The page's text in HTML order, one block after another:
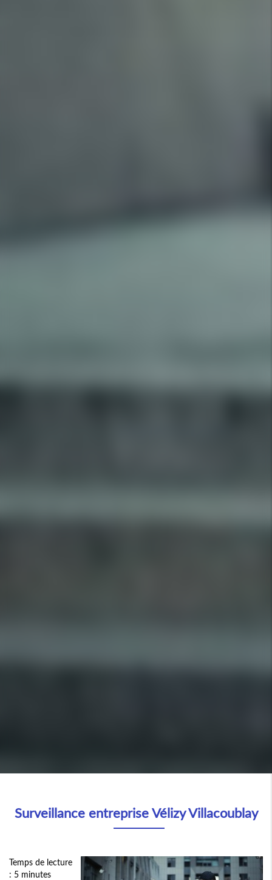
Surveillance entreprise Vélizy Villacoublay
Temps de lecture
: 5 minutes